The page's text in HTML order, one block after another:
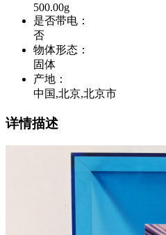
500.00g
是否带电 ：
否
物体形态 ：
固体
产地 ：
中国,北京,北京市
详情描述